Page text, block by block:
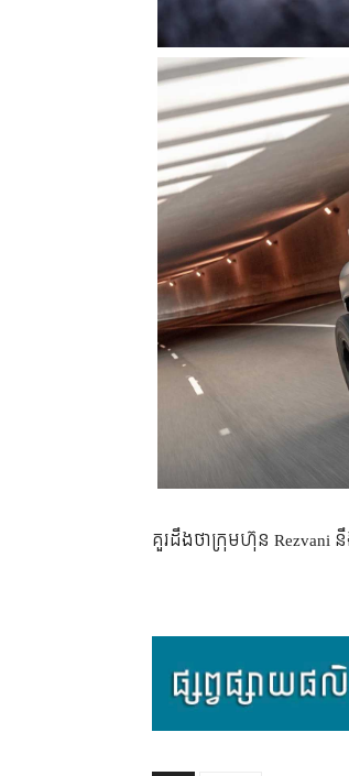
គួរ​ដឹង​ថា​ក្រុមហ៊ុន Rezvani